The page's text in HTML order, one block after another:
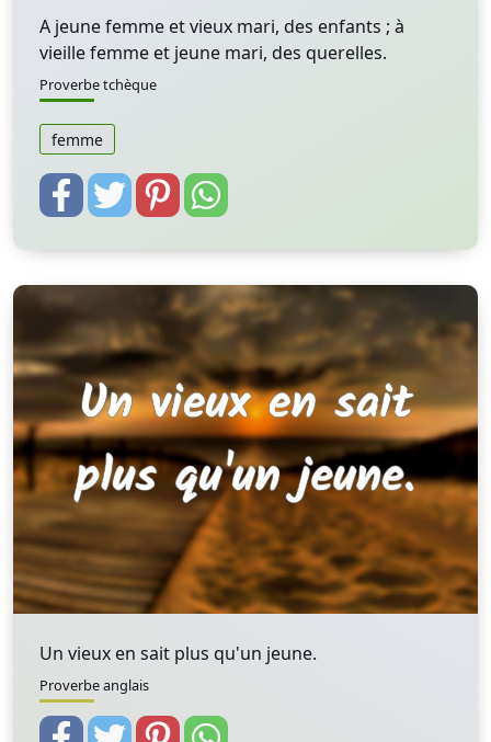
A jeune femme et vieux mari, des enfants ; à
vieille femme et jeune mari, des querelles.
Proverbe tchèque
femme
Un vieux en sait plus qu'un jeune.
Proverbe anglais